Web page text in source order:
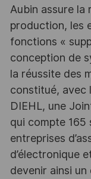
Aubin assure la
production, les
fonctions «
conception de
la réussite des
constitué, avec
DIEHL, une
qui compte 165
entreprises
d’électronique
devenir ainsi